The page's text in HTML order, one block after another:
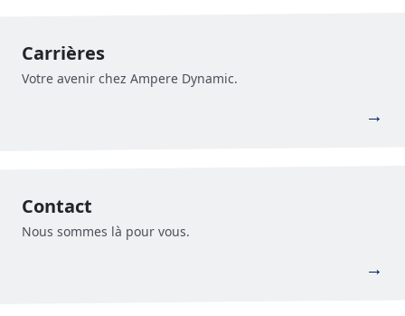
Carrières
Votre avenir chez Ampere Dynamic.
→
Contact
Nous sommes là pour vous.
→